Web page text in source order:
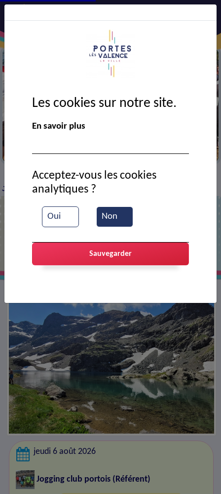
> VIE MUNICIPALE > Ressources documentaires
JCP à la Croix de Belledonne
jeudi 6 août 2026
Jogging club portois (Référent)
Les cookies sur notre site.
En savoir plus
Oui Non
Acceptez-vous les cookies
analytiques ?
Sauvegarder